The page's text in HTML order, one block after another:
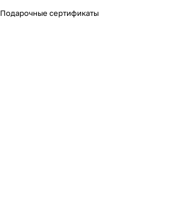
Подарочные сертификаты